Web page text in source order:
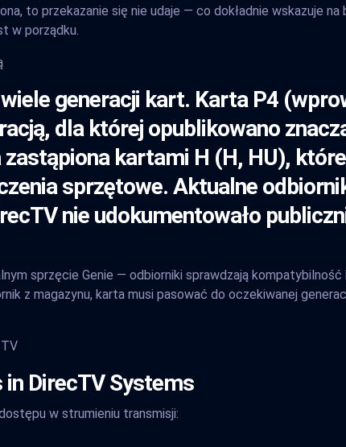
to przekazanie się nie udaje — co dokładnie wskazuje
w porządku.
generacji kart. Karta P4
dla której opublikowano
kartami H (H, HU),
sprzętowe. Aktualne
nie udokumentowało
sprzęcie Genie — odbiorniki sprawdzają
z magazynu, karta musi pasować do oczekiwanej
DirecTV Systems
w strumieniu transmisji: